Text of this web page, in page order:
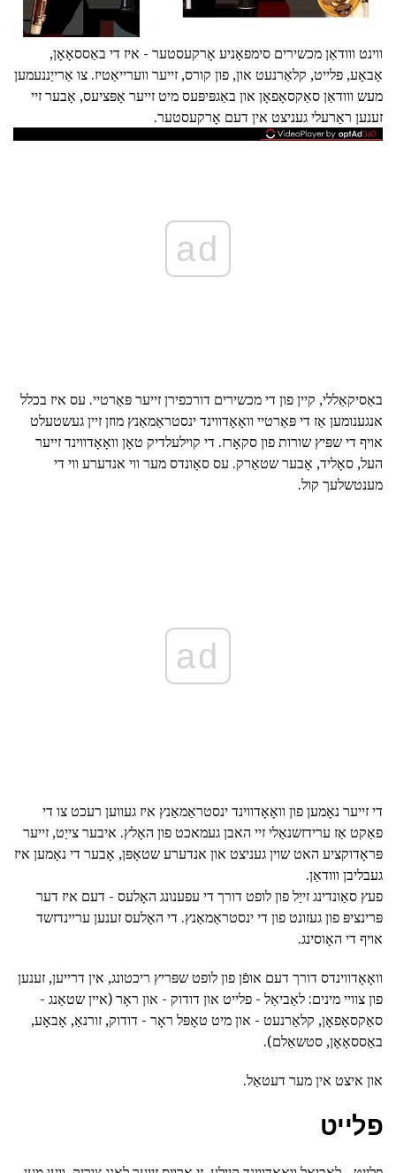
ווינט ווודאַן מכשירים סימפאָניע אָרקעסטער - איז די באַססאָאָן,
אָבאָע, פלייט, קלאַרנעט און, פון קורס, זייער ווערייאַטיז. צו אַרייַננעמען
מעש ווודאַן סאַקסאָפאָן און באַגפּיפּעס מיט זייער אָפּציעס, אָבער זיי
זענען ראַרעלי געניצט אין דעם אָרקעסטער.
ad
באַסיקאַללי, קיין פון די מכשירים דורכפירן זייער פּאַרטיי. עס איז בכלל
אנגענומען אַז די פּאַרטיי וואָאָדווינד ינסטראַמאַנץ מוזן זיין געשטעלט
אויף די שפּיץ שורות פון סקאָרז. די קוילעלדיק טאָן וואָאָדווינד זייער
העל, סאָליד, אָבער שטאַרק. עס סאָונדס מער ווי אנדערע ווי די
מענטשלעך קול.
ad
די זייער נאָמען פון וואָאָדווינד ינסטראַמאַנץ איז געווען רעכט צו די
פאַקט אַז ערידזשנאַלי זיי האבן געמאכט פון האָלץ. איבער צייַט, זייער
פּראָדוקציע האט שוין געניצט און אנדערע שטאָפּן, אָבער די נאָמען איז
געבליבן ווודאַן.
פעץ סאַונדינג זייַל פון לופט דורך די עפענונג האָלעס - דעם איז דער
פּרינציפּ פון געזונט פון די ינסטראַמאַנץ. די האָלעס זענען עריינדזשד
אויף די האָוסינג.
וואָאָדווינדס דורך דעם אופֿן פון לופט שפּריץ ריכטונג, אין דרייען, זענען
פון צוויי מינים: לאַביאַל - פלייט און דודוק - און ראָר (איין שטאַנג -
סאַקסאָפאָן, קלאַרנעט - און מיט טאָפּל ראָר - דודוק, זורנאַ, אָבאָע,
באַססאָאָן, סטשאַלם).
און איצט אין מער דעטאַל.
פלייט